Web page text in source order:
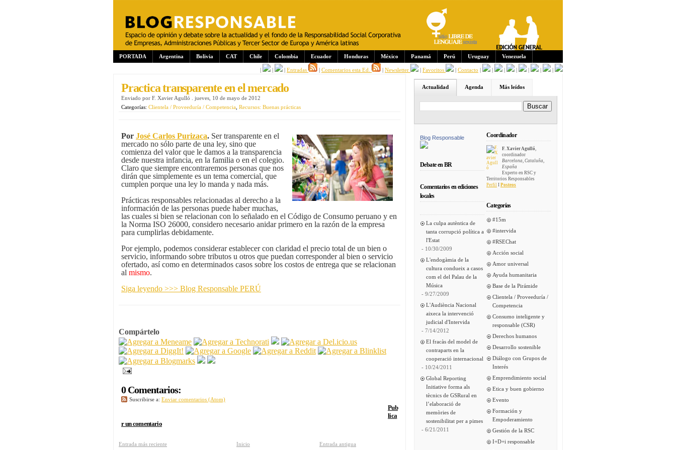
PORTADA Argentina Bolivia CAT Chile Colombia Ecuador Honduras México Panamá Perú Uruguay Venezuela
| | | Entradas | Comentarios esta Ed. | Newsletter | Favoritos | Contacto | | | | | | |
Practica transparente en el mercado
Enviado por F. Xavier Agulló
jueves, 10 de mayo de 2012
Categorías: Clientela / Proveeduría / Competencia Recursos: Buenas prácticas
Por José Carlos Purizaca. Ser transparente en el
mercado no sólo parte de una ley, sino que
comienza del valor que le damos a la transparencia
desde nuestra infancia, en la familia o en el colegio.
Claro que siempre encontraremos personas que nos
dirán que simplemente es un tema comercial, que
cumplen porque una ley lo manda y nada más.
Prácticas responsables relacionadas al derecho a la
información de las personas puede haber muchas,
las cuales si bien se relacionan con lo señalado en el Código de Consumo peruano y en
la Norma ISO 26000, considero necesario anidar primero en la razón de la empresa
para cumplirlas debidamente.
Por ejemplo, podemos considerar establecer con claridad el precio total de un bien o
servicio, informando sobre tributos u otros que puedan corresponder al bien o servicio
ofertado, así como en determinados casos sobre los costos de entrega que se relacionan
al mismo.
Siga leyendo >>> Blog Responsable PERÚ
Compártelo
0 Comentarios:
Suscribirse a: Enviar comentarios (Atom)
Pub
lica
r un comentario
Entrada más reciente Entrada antigua
Inicio
Actualidad Agenda Más leídos
Blog Responsable
Debate en BR
Comentarios en ediciones
locales
La culpa autèntica de
tanta corrupció política a
l'Estat
- 10/30/2009
L'endogàmia de la
cultura condueix a casos
com el del Palau de la
Música
- 9/27/2009
L'Audiència Nacional
aixeca la intervenció
judicial d'Intervida
- 7/14/2012
El fracàs del model de
contraparts en la
cooperació internacional
- 10/24/2011
Global Reporting
Initiative forma als
tècnics de GSRural en
l’elaboració de
memòries de
sostenibilitat per a pimes
- 6/21/2011
Coordinador
F. Xavier Agulló,
coordinador
Barcelona, Cataluña,
España
Experto en RSC y
Territorios Responsables
Perfil I Posteos
Categorías
#15m
#intervida
#RSEChat
Acción social
Amor universal
Ayuda humanitaria
Base de la Pirámide
Clientela / Proveeduría /
Competencia
Consumo inteligente y
responsable (CSR)
Derechos humanos
Desarrollo sostenible
Diálogo con Grupos de
Interés
Emprendimiento social
Etica y buen gobierno
Evento
Formación y
Empoderamiento
Gestión de la RSC
I+D+i responsable